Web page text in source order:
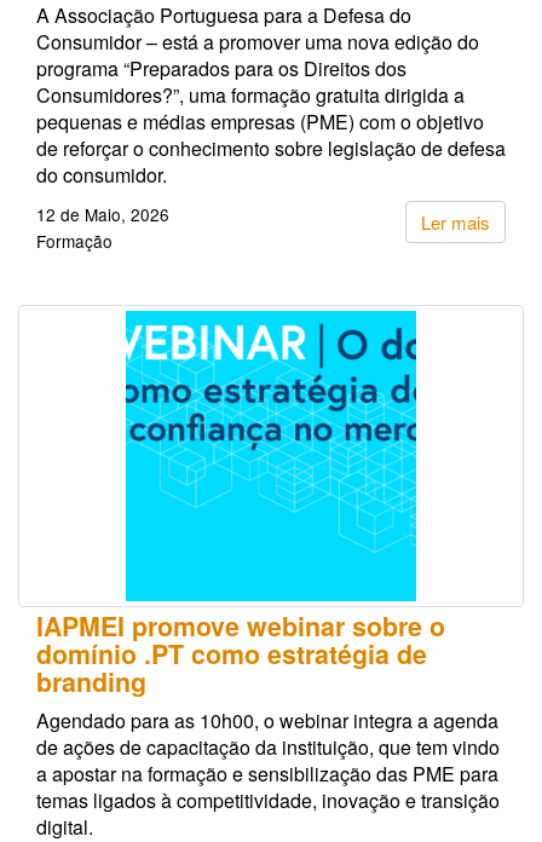
A Associação Portuguesa para a Defesa do
Consumidor – está a promover uma nova edição do
programa “Preparados para os Direitos dos
Consumidores?”, uma formação gratuita dirigida a
pequenas e médias empresas (PME) com o objetivo
de reforçar o conhecimento sobre legislação de defesa
do consumidor.
Ler mais
12 de Maio, 2026
Formação
IAPMEI promove webinar sobre o
domínio .PT como estratégia de
branding
Agendado para as 10h00, o webinar integra a agenda
de ações de capacitação da instituição, que tem vindo
a apostar na formação e sensibilização das PME para
temas ligados à competitividade, inovação e transição
digital.